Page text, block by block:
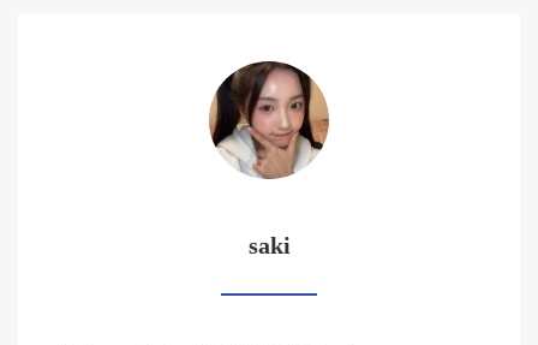
saki